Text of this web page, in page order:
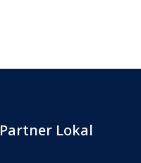
Partner Lokal